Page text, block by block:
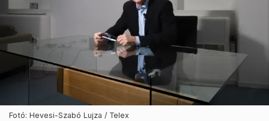
Fotó: Hevesi-Szabó Lujza / Telex